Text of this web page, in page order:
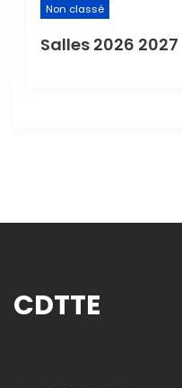
Non classé
Salles 2026 2027
CDTTE